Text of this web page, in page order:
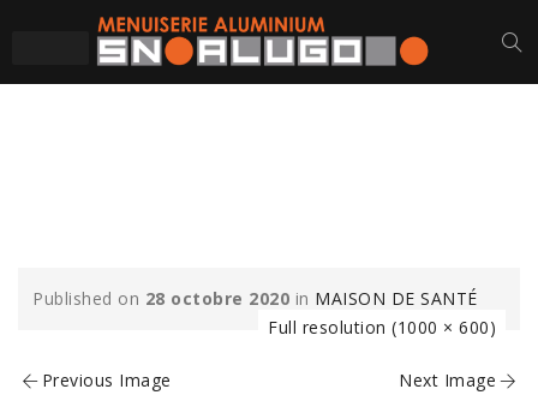
Published on 28 octobre 2020 in MAISON DE SANTÉ
Full resolution (1000 × 600)
Previous Image Next Image